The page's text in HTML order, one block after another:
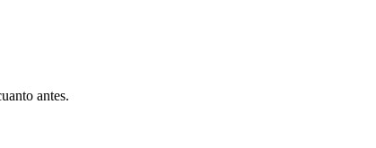
antes.